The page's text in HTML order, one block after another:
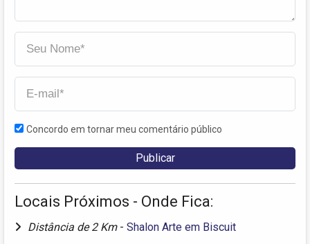
Concordo em tornar meu comentário público
Locais Próximos - Onde Fica:
Distância de 2 Km - Shalon Arte em Biscuit